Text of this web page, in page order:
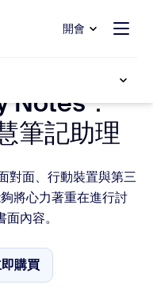
開會
Notes：
筆記助理
對面、行動裝置與第三
將心力著重在進行討
內容。
購買
立即購買